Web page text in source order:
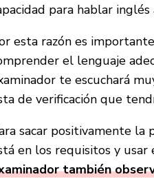
para hablar
esta razón es
el lenguaje
te escuchará
de verificación que
sacar positivamente
en los requisitos y usar
también